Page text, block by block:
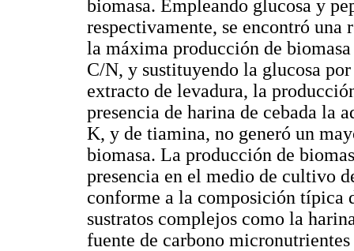
biomasa. Empleando glucosa y
respectivamente, se encontró
la máxima producción de
C/N, y sustituyendo la glucosa
extracto de levadura, la
presencia de harina de cebada la
K, y de tiamina, no generó un
biomasa. La producción de
presencia en el medio de cultivo
conforme a la composición típica
sustratos complejos como la
fuente de carbono